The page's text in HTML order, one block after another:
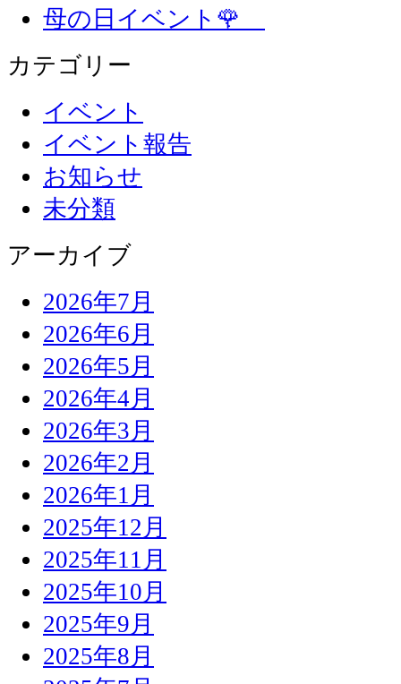
母の日イベント🌹
カテゴリー
イベント
イベント報告
お知らせ
未分類
アーカイブ
2026年7月
2026年6月
2026年5月
2026年4月
2026年3月
2026年2月
2026年1月
2025年12月
2025年11月
2025年10月
2025年9月
2025年8月